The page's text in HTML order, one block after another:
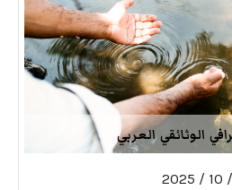
الوثائقي العربي